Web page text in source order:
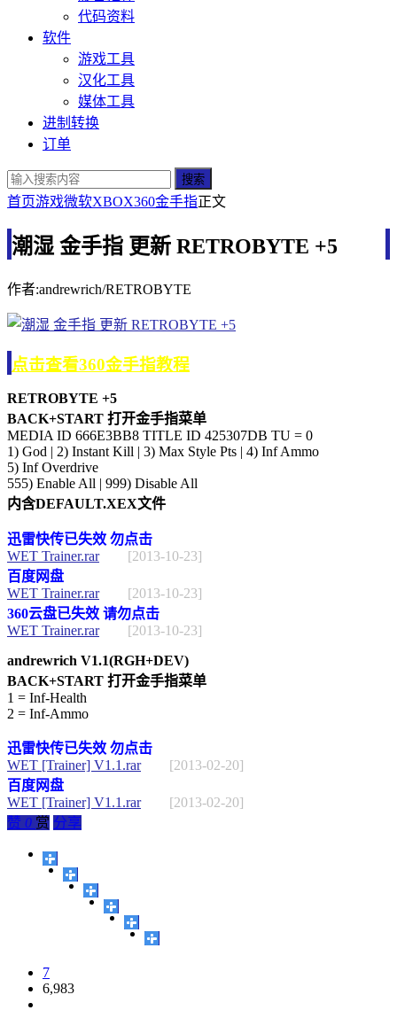
代码资料
软件
游戏工具
汉化工具
媒体工具
进制转换
订单
搜索
首页游戏微软XBOX360金手指正文
潮湿 金手指 更新 RETROBYTE +5
作者:andrewrich/RETROBYTE
点击查看360金手指教程
RETROBYTE +5
BACK+START 打开金手指菜单
MEDIA ID 666E3BB8 TITLE ID 425307DB TU = 0
1) God | 2) Instant Kill | 3) Max Style Pts | 4) Inf Ammo
5) Inf Overdrive
555) Enable All | 999) Disable All
内含DEFAULT.XEX文件
迅雷快传已失效 勿点击
WET Trainer.rar
[2013-10-23]
百度网盘
WET Trainer.rar
[2013-10-23]
360云盘已失效 请勿点击
WET Trainer.rar
[2013-10-23]
andrewrich V1.1(RGH+DEV)
BACK+START 打开金手指菜单
1 = Inf-Health
2 = Inf-Ammo
迅雷快传已失效 勿点击
WET [Trainer] V1.1.rar
[2013-02-20]
百度网盘
WET [Trainer] V1.1.rar
[2013-02-20]
赞 0 赏 分享
7
6,983